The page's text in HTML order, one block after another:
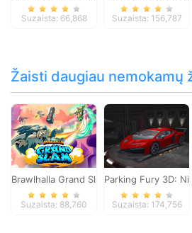
Suzaista: 66,868 Suzaista: 156,787
Žaisti daugiau nemokamų
Brawlhalla Grand Slam
Suzaista: 88,760
Parking Fury 3D:
Suzaista: 174,756